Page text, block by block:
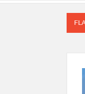
元辰宮的奇幻之旅